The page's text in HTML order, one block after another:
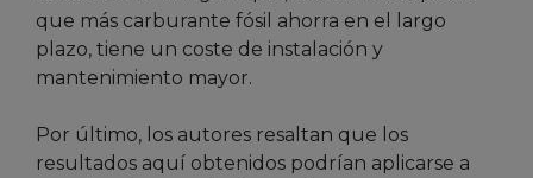
que más carburante fósil ahorra en el largo
plazo, tiene un coste de instalación y
mantenimiento mayor.
Por último, los autores resaltan que los
resultados aquí obtenidos podrían aplicarse a